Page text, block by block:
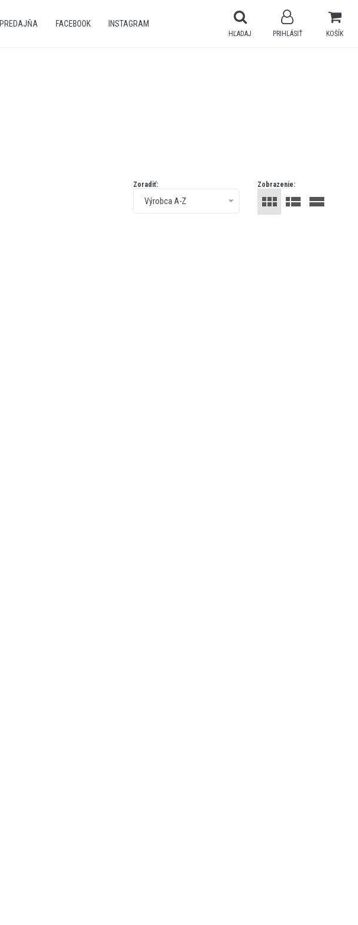
PREDAJŇA FACEBOOK INSTAGRAM
KOŠÍK
PRIHLÁSIŤ
HĽADAJ
Zobrazenie:
Zoradiť:
Výrobca A-Z